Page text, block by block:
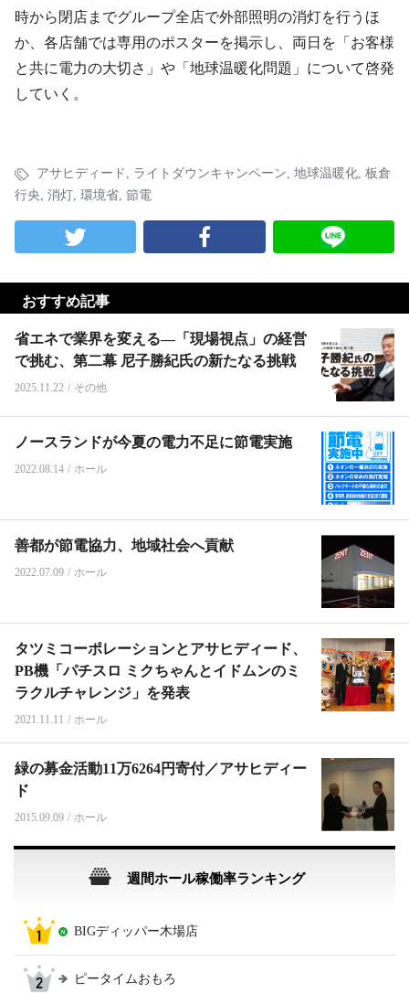
時から閉店までグループ全店で外部照明の消灯を行うほ
か、各店舗では専用のポスターを掲示し、両日を「お客様
と共に電力の大切さ」や「地球温暖化問題」について啓発
していく。
アサヒディード , ライトダウンキャンペーン, 地球温暖化, 板倉
行央, 消灯, 環境省, 節電
おすすめ記事
省エネで業界を変える―「現場視点」の経営
で挑む、第二幕 尼子勝紀氏の新たなる挑戦
2025.11.22 / その他
ノースランドが今夏の電力不足に節電実施
2022.08.14 / ホール
善都が節電協力、地域社会へ貢献
2022.07.09 / ホール
タツミコーポレーションとアサヒディード、
PB機「パチスロ ミクちゃんとイドムンのミ
ラクルチャレンジ」を発表
2021.11.11 / ホール
緑の募金活動11万6264円寄付／アサヒディー
ド
2015.09.09 / ホール
週間ホール稼働率ランキング
BIGディッパー木場店
ピータイムおもろ